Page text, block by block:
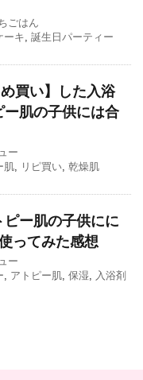
ごはん
ーキ, 誕生日パーティー
買い】した入浴
肌の子供には合
ー
肌, リピ買い, 乾燥肌
ピー肌の子供にに
ってみた感想
ー
, アトピー肌, 保湿, 入浴剤